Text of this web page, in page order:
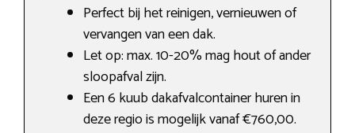
Perfect bij het reinigen, vernieuwen of
vervangen van een dak.
Let op: max. 10-20% mag hout of ander
sloopafval zijn.
Een 6 kuub dakafvalcontainer huren in
deze regio is mogelijk vanaf €760,00.